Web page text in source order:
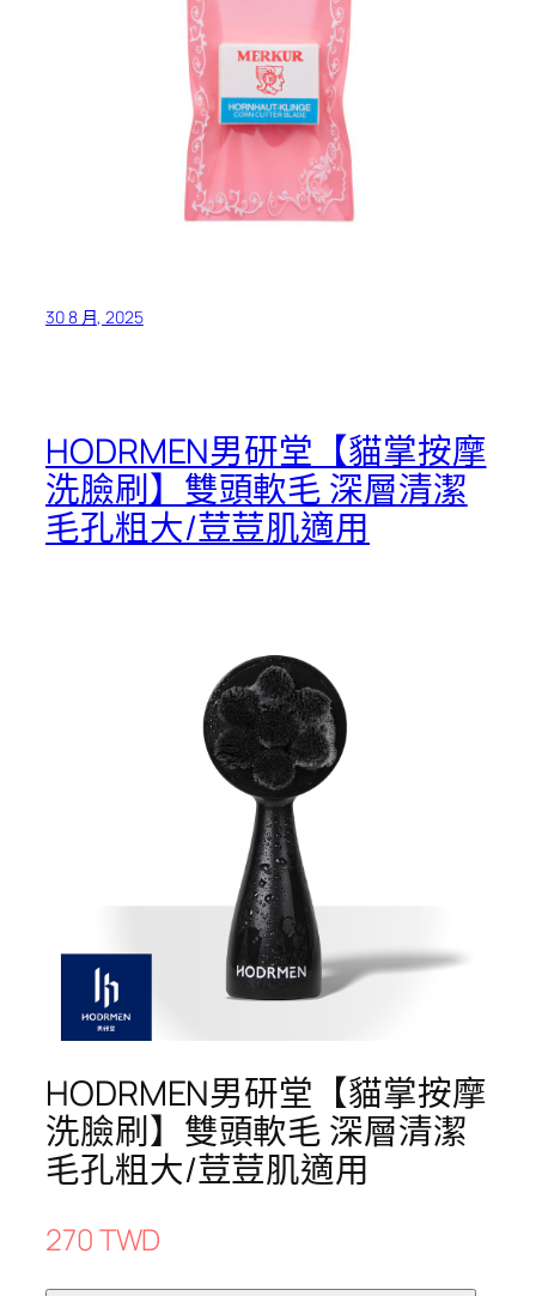
30 8 月, 2025
HODRMEN男研堂【貓掌按摩
洗臉刷】雙頭軟毛 深層清潔
毛孔粗大/荳荳肌適用
HODRMEN男研堂【貓掌按摩
洗臉刷】雙頭軟毛 深層清潔
毛孔粗大/荳荳肌適用
270 TWD